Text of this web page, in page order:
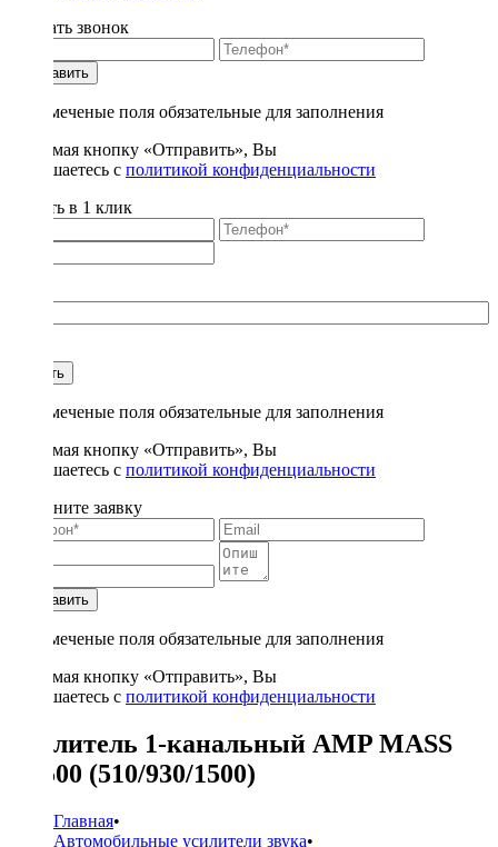
Заказать звонок
Отправить
* - отмеченые поля обязательные для заполнения
Нажимая кнопку «Отправить», Вы
соглашаетесь с политикой конфиденциальности
Купить в 1 клик
Купить
* - отмеченые поля обязательные для заполнения
Нажимая кнопку «Отправить», Вы
соглашаетесь с политикой конфиденциальности
Заполните заявку
Отправить
* - отмеченые поля обязательные для заполнения
Нажимая кнопку «Отправить», Вы
соглашаетесь с политикой конфиденциальности
Усилитель 1-канальный AMP MASS
1.1500 (510/930/1500)
Главная•
Автомобильные усилители звука•